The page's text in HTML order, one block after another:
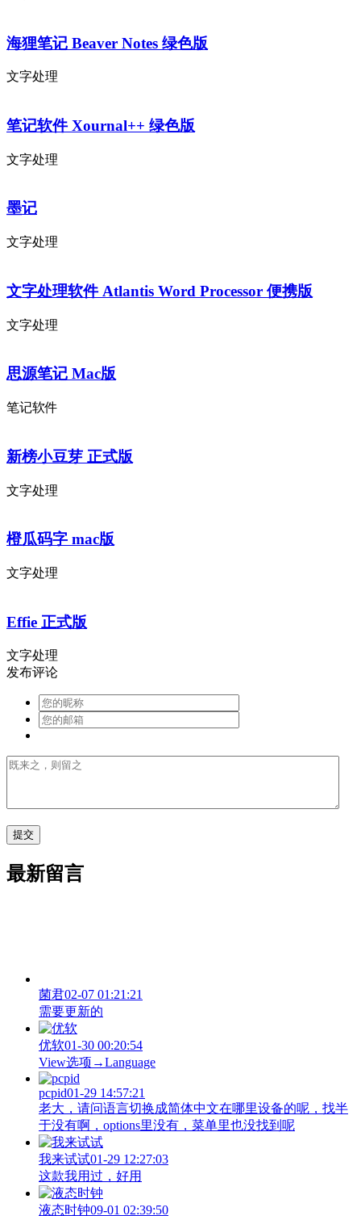
海狸笔记 Beaver Notes 绿色版
文字处理
笔记软件 Xournal++ 绿色版
文字处理
墨记
文字处理
文字处理软件 Atlantis Word Processor 便携版
文字处理
思源笔记 Mac版
笔记软件
新榜小豆芽 正式版
文字处理
橙瓜码字 mac版
文字处理
Effie 正式版
文字处理
发布评论
最新留言
菌君02-07 01:21:21
需要更新的
优软01-30 00:20:54
View‌选项→Language
pcpid01-29 14:57:21
老大，请问语言切换成简体中文在哪里设备的呢，找半
于没有啊，options里没有，菜单里也没找到呢
我来试试01-29 12:27:03
这款我用过，好用
液态时钟09-01 02:39:50